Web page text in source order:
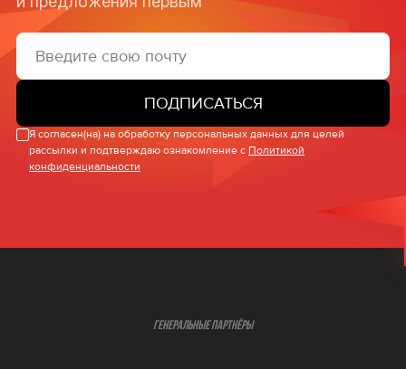
ПОДПИСАТЬСЯ
Я согласен(на) на обработку персональных данных для целей
рассылки и подтверждаю ознакомление с Политикой
конфиденциальности
ГЕНЕРАЛЬНЫЕ ПАРТНЁРЫ